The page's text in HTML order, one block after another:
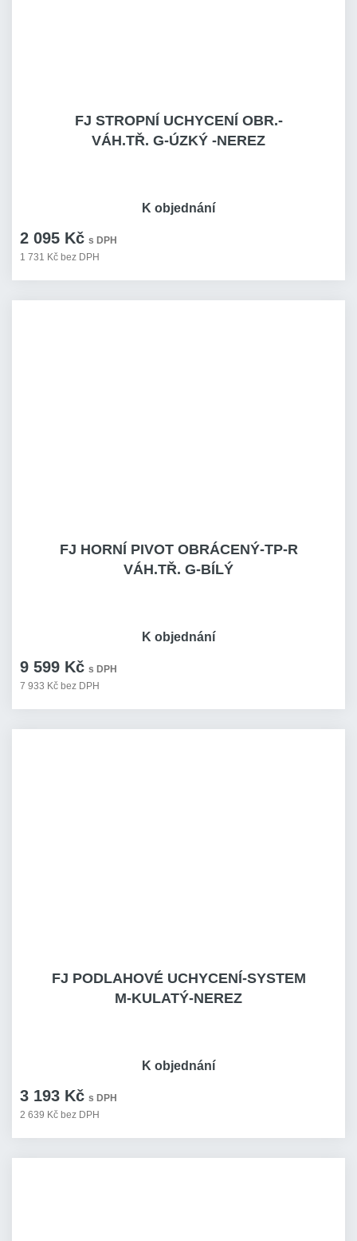
FJ STROPNÍ UCHYCENÍ OBR.-
VÁH.TŘ. G-ÚZKÝ -NEREZ
2 095 Kč s DPH
1 731 Kč bez DPH
K objednání
FJ HORNÍ PIVOT OBRÁCENÝ-TP-R
VÁH.TŘ. G-BÍLÝ
9 599 Kč s DPH
7 933 Kč bez DPH
K objednání
FJ PODLAHOVÉ UCHYCENÍ-SYSTEM
M-KULATÝ-NEREZ
3 193 Kč s DPH
2 639 Kč bez DPH
K objednání